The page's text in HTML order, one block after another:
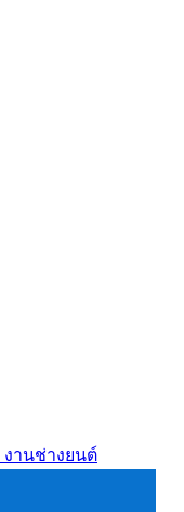
งานช่างยนต์